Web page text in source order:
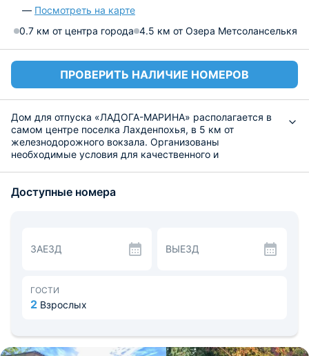
— Посмотреть на карте
0.7 км от центра города 4.5 км от Озера Метсоланселькя
ПРОВЕРИТЬ НАЛИЧИЕ НОМЕРОВ
Дом для отпуска «ЛАДОГА-МАРИНА» располагается в
самом центре поселка Лахденпохья, в 5 км от
железнодорожного вокзала. Организованы
необходимые условия для качественного и
Для проживания предоставляются уютные коттеджи,
индивидуальный санузел.
Во всех домах есть собственная кухня, где можно
можно посетить ближайшие кафе и продуктовый
магазин.
Петрозаводска почти 220 км.
Доступные номера
ЗАЕЗД ВЫЕЗД
ГОСТИ
2 Взрослых